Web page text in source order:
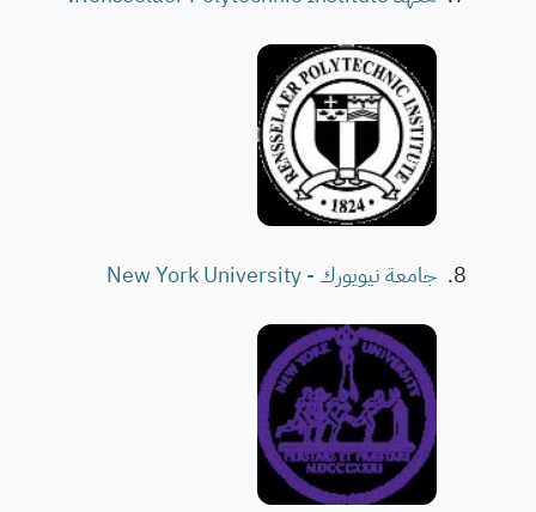
جامعة نيويورك - New York University